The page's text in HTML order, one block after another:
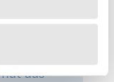
das